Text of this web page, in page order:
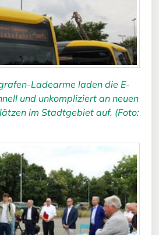
Ladearme laden die E-
und unkompliziert an neuen
im Stadtgebiet auf. (Foto: